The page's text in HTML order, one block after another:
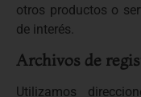
otros productos o
de interés.
Archivos de
Utilizamos